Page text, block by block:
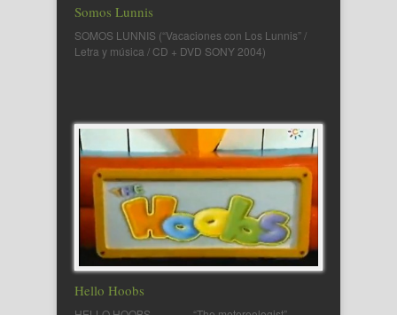
Somos Lunnis
SOMOS LUNNIS (“Vacaciones con Los Lunnis” /
Letra y música / CD + DVD SONY 2004)
Hello Hoobs